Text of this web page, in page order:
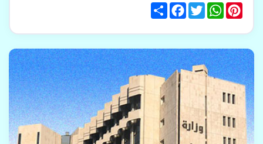
Share
FacebookTwitter
WhatsAppPinterest